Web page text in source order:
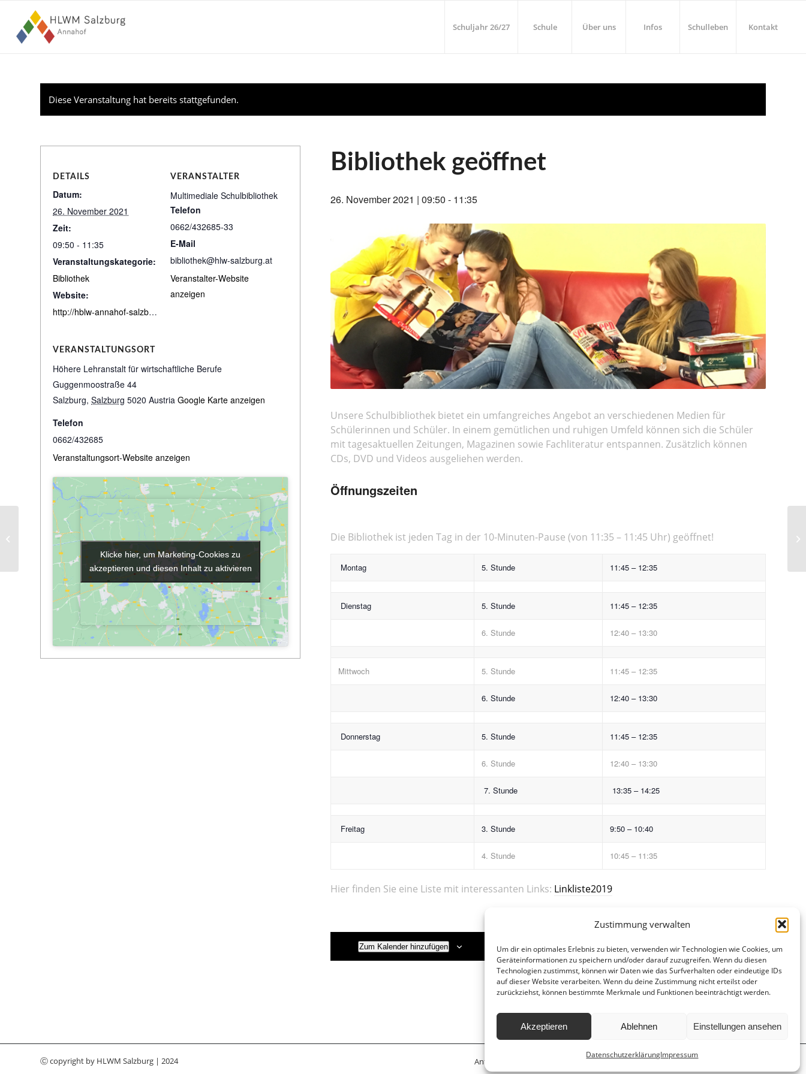
Zustimmung verwalten
Um dir ein optimales Erlebnis zu bieten, verwenden wir Technologien wie Cookies, um
Geräteinformationen zu speichern und/oder darauf zuzugreifen. Wenn du diesen
Technologien zustimmst, können wir Daten wie das Surfverhalten oder eindeutige IDs
auf dieser Website verarbeiten. Wenn du deine Zustimmung nicht erteilst oder
zurückziehst, können bestimmte Merkmale und Funktionen beeinträchtigt werden.
Akzeptieren Ablehnen Einstellungen ansehen
DatenschutzerklärungImpressum
Schuljahr 26/27 Schule Über uns Infos Schulleben Kontakt
Diese Veranstaltung hat bereits stattgefunden.
Bibliothek geöffnet
26. November 2021 | 09:50 - 11:35
Unsere Schulbibliothek bietet ein umfangreiches Angebot an verschiedenen Medien für
Schülerinnen und Schüler. In einem gemütlichen und ruhigen Umfeld können sich die Schüler
mit tagesaktuellen Zeitungen, Magazinen sowie Fachliteratur entspannen. Zusätzlich können
CDs, DVD und Videos ausgeliehen werden.
Öffnungszeiten
Die Bibliothek ist jeden Tag in der 10-Minuten-Pause (von 11:35 – 11:45 Uhr) geöffnet!
Montag 5. Stunde 11:45 – 12:35
Dienstag 5. Stunde 11:45 – 12:35
6. Stunde 12:40 – 13:30
Mittwoch 5. Stunde 11:45 – 12:35
6. Stunde 12:40 – 13:30
Donnerstag 5. Stunde 11:45 – 12:35
6. Stunde 12:40 – 13:30
7. Stunde 13:35 – 14:25
Freitag 3. Stunde 9:50 – 10:40
4. Stunde 10:45 – 11:35
Hier finden Sie eine Liste mit interessanten Links: Linkliste2019
Zum Kalender hinzufügen
DETAILS
Datum:
26. November 2021
Zeit:
09:50 - 11:35
Veranstaltungskategorie:
Bibliothek
Website:
http://hblw-annahof-salzburg.bibbs.cc/search
VERANSTALTER
Multimediale Schulbibliothek
Telefon
0662/432685-33
E-Mail
bibliothek@hlw-salzburg.at
Veranstalter-Website
anzeigen
VERANSTALTUNGSORT
Höhere Lehranstalt für wirtschaftliche Berufe
Guggenmoostraße 44
Salzburg, Salzburg 5020 Austria Google Karte anzeigen
Telefon
0662/432685
Veranstaltungsort-Website anzeigen
Klicke hier, um Marketing-Cookies zu
akzeptieren und diesen Inhalt zu aktivieren
Klicke hier, um Marketing-Cookies zu
akzeptieren und diesen Inhalt zu aktivieren
Ⓒ copyright by HLWM Salzburg | 2024 Anfahrt Hausordnung Datenschutzerklärung
Bibliothek geöffnet